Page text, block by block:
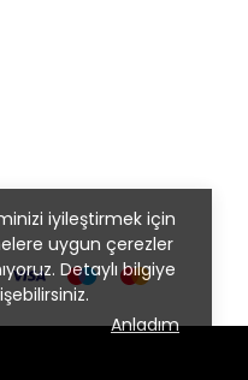
iyileştirmek için
uygun çerezler
Detaylı bilgiye
Anladım